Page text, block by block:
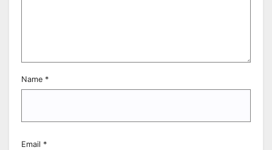
Name *
Email *